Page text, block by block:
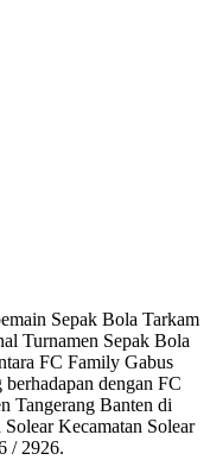
Sepak Bola Tarkam
Turnamen Sepak Bola
FC Family Gabus
dengan FC
Tangerang Banten di
Kecamatan Solear
/ 2926.